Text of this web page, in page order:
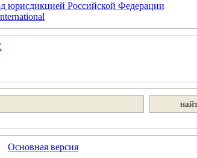
юрисдикцией Российской Федерации
Основная версия